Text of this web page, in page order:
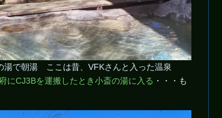
湯で朝湯 ここは昔、VFKさんと入った温泉
にCJ3Bを運搬したとき小斎の湯に入る ・・・も